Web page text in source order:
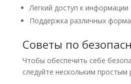
Легкий доступ к информации
Поддержка различных
Советы по
Чтобы обеспечить себе
следуйте нескольким простым